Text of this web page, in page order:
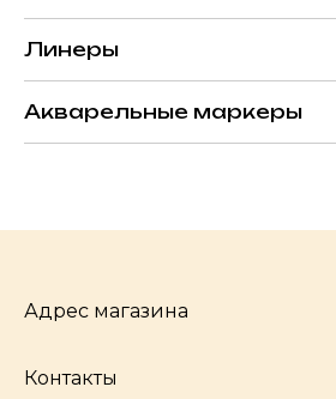
Линеры
Акварельные маркеры
Адрес магазина
Челябинск,
Контакты